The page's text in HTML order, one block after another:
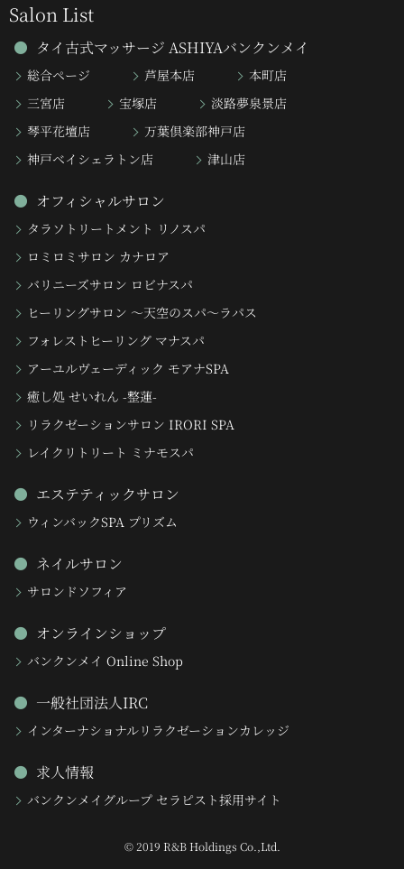
Salon List
タイ古式マッサージ ASHIYAバンクンメイ
総合ページ 芦屋本店
本町店
三宮店
宝塚店
淡路夢泉景店
琴平花壇店
万葉倶楽部神戸店
神戸ベイシェラトン店
津山店
オフィシャルサロン
タラソトリートメント リノスパ
ロミロミサロン カナロア
バリニーズサロン ロビナスパ
ヒーリングサロン 〜天空のスパ〜ラパス
フォレストヒーリング マナスパ
アーユルヴェーディック モアナSPA
癒し処 せいれん -整蓮-
リラクゼーションサロン IRORI SPA
レイクリトリート ミナモスパ
エステティックサロン
ウィンバックSPA プリズム
ネイルサロン
サロンドソフィア
オンラインショップ
バンクンメイ Online Shop
一般社団法人IRC
インターナショナルリラクゼーションカレッジ
求人情報
バンクンメイグループ セラピスト採用サイト
© 2019 R&B Holdings Co.,Ltd.